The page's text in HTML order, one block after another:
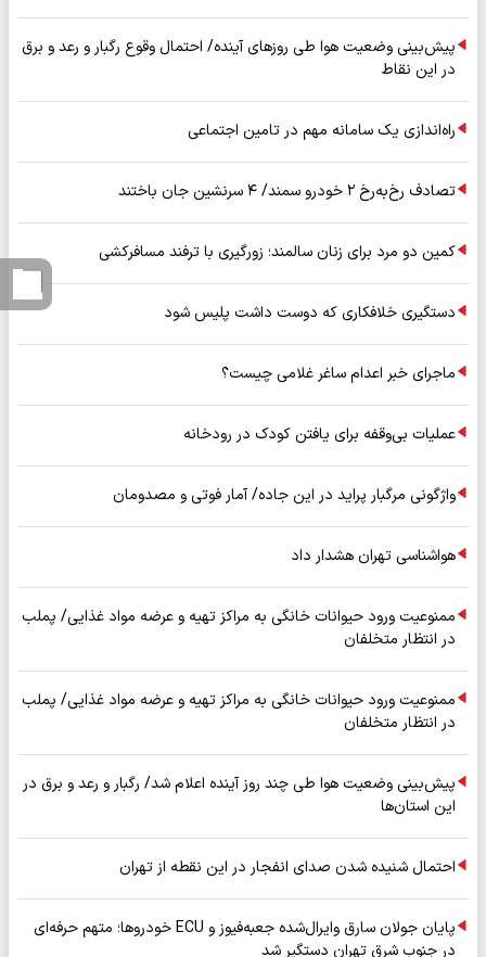
پیش‌بینی وضعیت هوا طی روزهای آینده/ احتمال وقوع رگبار و رعد و برق
در این نقاط
راه‌اندازی یک سامانه مهم در تامین اجتماعی
تصادف رخ‌به‌رخ ۲ خودرو سمند/ ۴ سرنشین جان باختند
کمین دو مرد برای زنان سالمند؛ زورگیری با ترفند مسافرکشی
دستگیری خلافکاری که دوست داشت پلیس شود
ماجرای خبر اعدام ساغر غلامی چیست؟
عملیات بی‌وقفه برای یافتن کودک در رودخانه
واژگونی مرگبار پراید در این جاده/ آمار فوتی و مصدومان
هواشناسی تهران هشدار داد
ممنوعیت ورود حیوانات خانگی به مراکز تهیه و عرضه مواد غذایی/ پملب
در انتظار متخلفان
ممنوعیت ورود حیوانات خانگی به مراکز تهیه و عرضه مواد غذایی/ پملب
در انتظار متخلفان
پیش‌بینی وضعیت هوا طی چند روز آینده اعلام شد/ رگبار و رعد و برق در
این استان‌ها
احتمال شنیده شدن صدای انفجار در این نقطه از تهران
پایان جولان سارق وایرال‌شده جعبه‌فیوز و ECU خودروها؛ متهم حرفه‌ای
در جنوب شرق تهران دستگیر شد